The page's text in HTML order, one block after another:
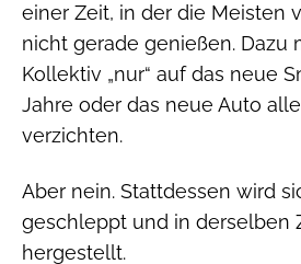
einer Zeit, in der die Meisten
nicht gerade genießen. Dazu
Kollektiv „nur“ auf das neue
Jahre oder das neue Auto
verzichten.
Aber nein. Stattdessen wird
geschleppt und in derselben
hergestellt.